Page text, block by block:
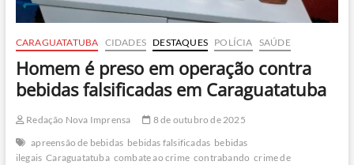
CARAGUATATUBA CIDADES DESTAQUES POLÍCIA SAÚDE
Homem é preso em operação contra
bebidas falsificadas em Caraguatatuba
Redação Nova Imprensa
8 de outubro de 2025
apreensão de bebidas bebidas falsificadas bebidas
ilegais Caraguatatuba combate ao crime contrabando crime de